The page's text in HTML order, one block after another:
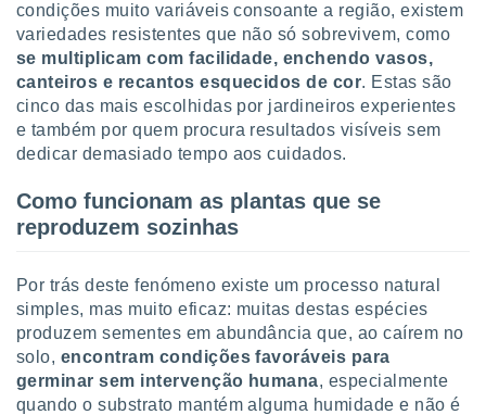
a
site
caso,
de que
para
navegação
cookies
ou
Pode
condições muito variáveis consoante a região, existem
variedades resistentes que não só sobrevivem, como
se multiplicam com facilidade, enchendo vasos,
canteiros e recantos esquecidos de cor. Estas são
cinco das mais escolhidas por jardineiros experientes
e também por quem procura resultados visíveis sem
dedicar demasiado tempo aos cuidados.
Como funcionam as plantas que se
reproduzem sozinhas
Por trás deste fenómeno existe um processo natural
simples, mas muito eficaz: muitas destas espécies
produzem sementes em abundância que, ao caírem no
solo, encontram condições favoráveis para
germinar sem intervenção humana, especialmente
quando o substrato mantém alguma humidade e não é